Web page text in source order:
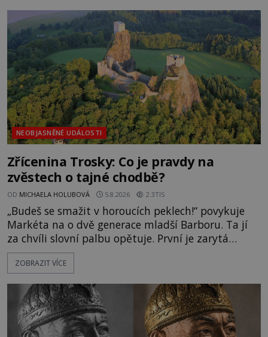
následovat. Vstupujeme na pláž Dumas ve městě
Surat. Gu
NEOBJASNĚNÉ UDÁLOSTI
Zřícenina Trosky: Co je pravdy na
zvěstech o tajné chodbě?
OD MICHAELA HOLUBOVÁ 5.8.2026 2.3TIS
„Budeš se smažit v horoucích peklech!“ povykuje
Markéta na o dvě generace mladší Barboru. Ta jí
za chvíli slovní palbu opětuje. První je zarytá
katolička, druhá přesvědčená kališnice. A každá z
nich se usídlí na jedné z věží slavného hradu
mezi vůdce protihusitského boje. Za manželku má
skutečně jistou
ZOBRAZIT VÍCE